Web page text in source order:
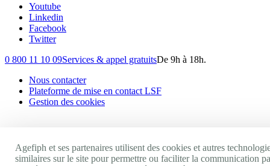
Youtube
Linkedin
Facebook
Twitter
0 800 11 10 09Services & appel gratuitsDe 9h à 18h.
Nous contacter
Plateforme de mise en contact LSF
Gestion des cookies
Agefiph et ses partenaires utilisent des cookies et autres
similaires sur le site pour permettre ou faciliter la communication